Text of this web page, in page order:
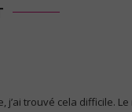
trouvé cela difficile.